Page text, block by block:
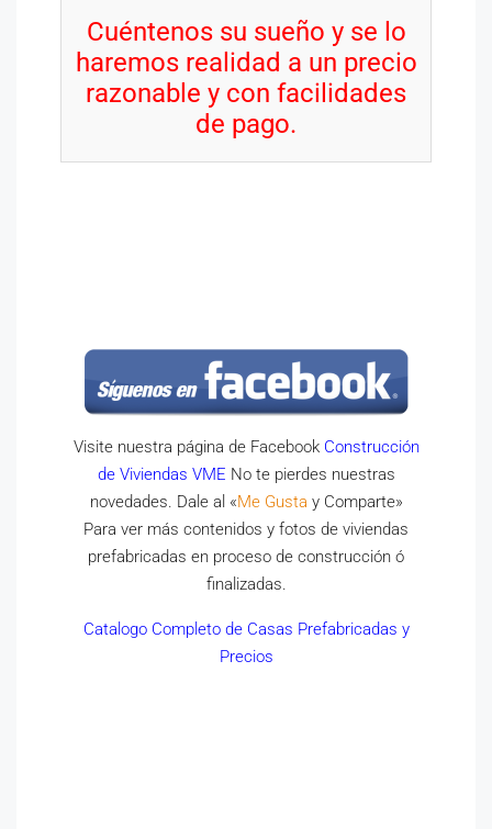
Cuéntenos su sueño y se lo
haremos realidad a un precio
razonable y con facilidades
de pago.
Visite nuestra página de Facebook Construcción
de Viviendas VME No te pierdes nuestras
novedades. Dale al «Me Gusta y Comparte»
Para ver más contenidos y fotos de viviendas
prefabricadas en proceso de construcción ó
finalizadas.
Catalogo Completo de Casas Prefabricadas y
Precios